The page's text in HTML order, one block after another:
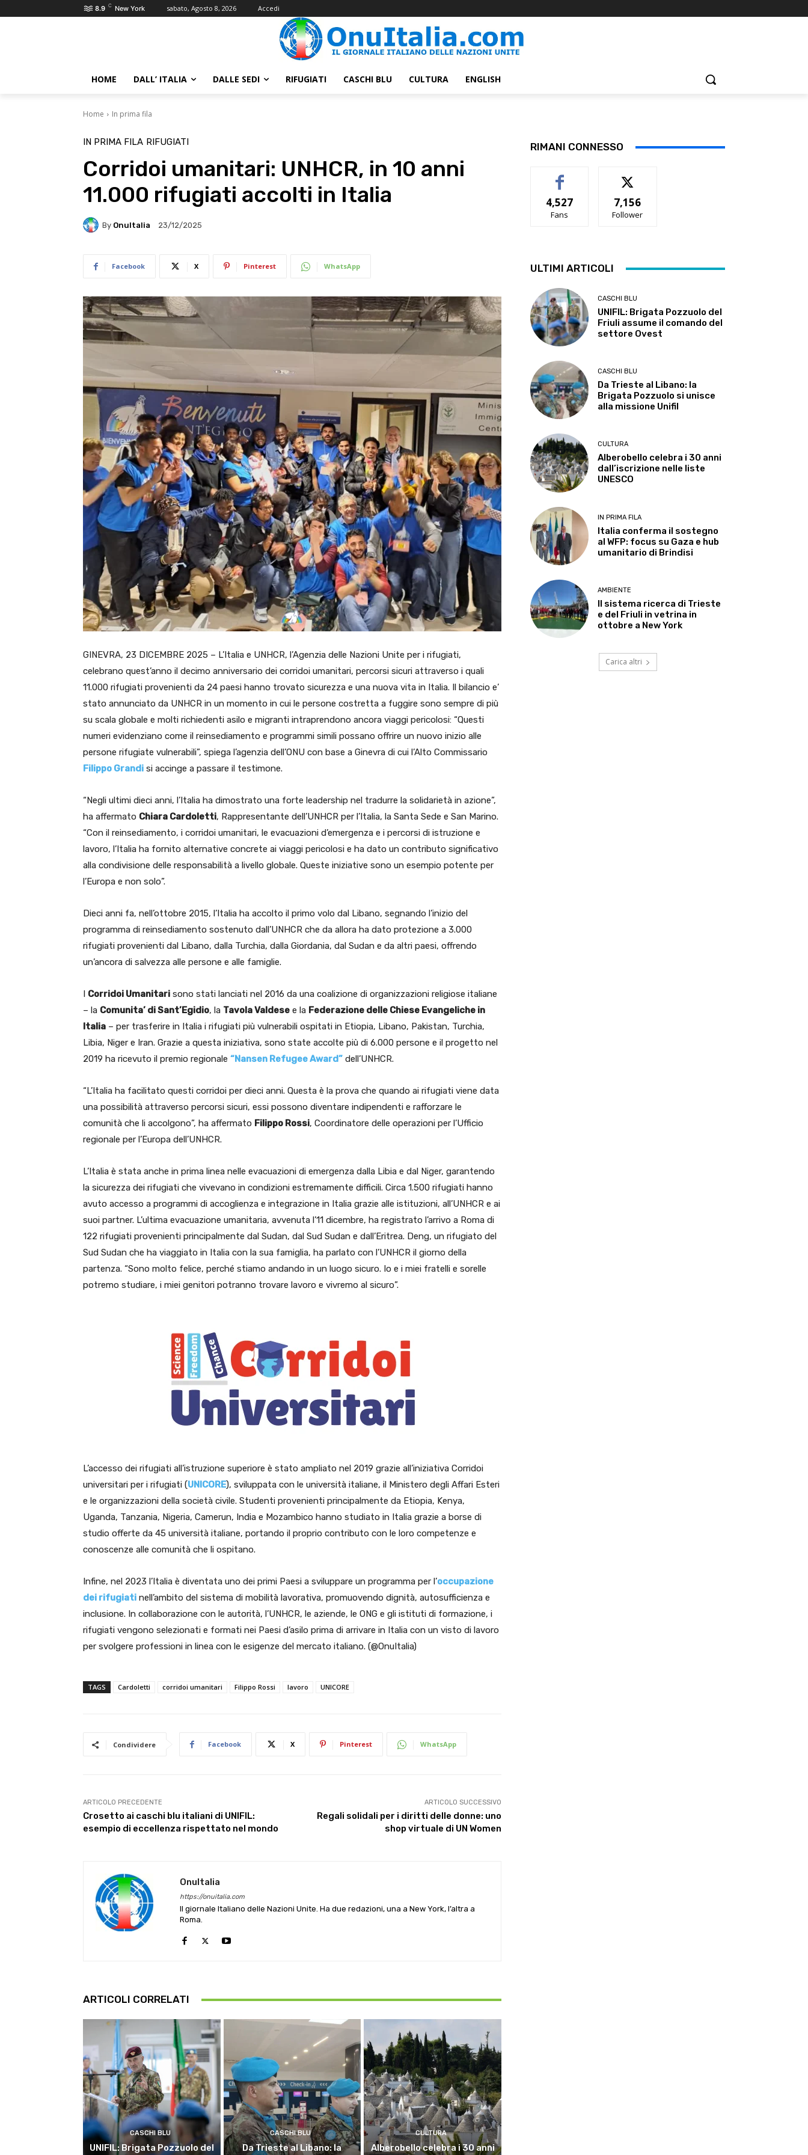
8.9 C New York sabato, Agosto 8, 2026 Accedi
HOME DALL’ ITALIA DALLE SEDI RIFUGIATI CASCHI BLU CULTURA ENGLISH
Home In prima fila
IN PRIMA FILA RIFUGIATI
Corridoi umanitari: UNHCR, in 10 anni
11.000 rifugiati accolti in Italia
By OnuItalia 23/12/2025
Facebook X Pinterest WhatsApp
GINEVRA, 23 DICEMBRE 2025 – L’Italia e UNHCR, l’Agenzia delle Nazioni Unite per i rifugiati,
celebrano quest’anno il decimo anniversario dei corridoi umanitari, percorsi sicuri attraverso i quali
11.000 rifugiati provenienti da 24 paesi hanno trovato sicurezza e una nuova vita in Italia. Il bilancio e’
stato annunciato da UNHCR in un momento in cui le persone costretta a fuggire sono sempre di più
su scala globale e molti richiedenti asilo e migranti intraprendono ancora viaggi pericolosi: “Questi
numeri evidenziano come il reinsediamento e programmi simili possano offrire un nuovo inizio alle
persone rifugiate vulnerabili”, spiega l’agenzia dell’ONU con base a Ginevra di cui l’Alto Commissario
Filippo Grandi si accinge a passare il testimone.
“Negli ultimi dieci anni, l’Italia ha dimostrato una forte leadership nel tradurre la solidarietà in azione”,
ha affermato Chiara Cardoletti, Rappresentante dell’UNHCR per l’Italia, la Santa Sede e San Marino.
“Con il reinsediamento, i corridoi umanitari, le evacuazioni d’emergenza e i percorsi di istruzione e
lavoro, l’Italia ha fornito alternative concrete ai viaggi pericolosi e ha dato un contributo significativo
alla condivisione delle responsabilità a livello globale. Queste iniziative sono un esempio potente per
l’Europa e non solo”.
Dieci anni fa, nell’ottobre 2015, l’Italia ha accolto il primo volo dal Libano, segnando l’inizio del
programma di reinsediamento sostenuto dall’UNHCR che da allora ha dato protezione a 3.000
rifugiati provenienti dal Libano, dalla Turchia, dalla Giordania, dal Sudan e da altri paesi, offrendo
un’ancora di salvezza alle persone e alle famiglie.
I Corridoi Umanitari sono stati lanciati nel 2016 da una coalizione di organizzazioni religiose italiane
– la Comunita’ di Sant’Egidio, la Tavola Valdese e la Federazione delle Chiese Evangeliche in
Italia – per trasferire in Italia i rifugiati più vulnerabili ospitati in Etiopia, Libano, Pakistan, Turchia,
Libia, Niger e Iran. Grazie a questa iniziativa, sono state accolte più di 6.000 persone e il progetto nel
2019 ha ricevuto il premio regionale “Nansen Refugee Award” dell’UNHCR.
“L’Italia ha facilitato questi corridoi per dieci anni. Questa è la prova che quando ai rifugiati viene data
una possibilità attraverso percorsi sicuri, essi possono diventare indipendenti e rafforzare le
comunità che li accolgono”, ha affermato Filippo Rossi, Coordinatore delle operazioni per l’Ufficio
regionale per l’Europa dell’UNHCR.
L’Italia è stata anche in prima linea nelle evacuazioni di emergenza dalla Libia e dal Niger, garantendo
la sicurezza dei rifugiati che vivevano in condizioni estremamente difficili. Circa 1.500 rifugiati hanno
avuto accesso a programmi di accoglienza e integrazione in Italia grazie alle istituzioni, all’UNHCR e ai
suoi partner. L’ultima evacuazione umanitaria, avvenuta l’11 dicembre, ha registrato l’arrivo a Roma di
122 rifugiati provenienti principalmente dal Sudan, dal Sud Sudan e dall’Eritrea. Deng, un rifugiato del
Sud Sudan che ha viaggiato in Italia con la sua famiglia, ha parlato con l’UNHCR il giorno della
partenza. “Sono molto felice, perché stiamo andando in un luogo sicuro. Io e i miei fratelli e sorelle
potremo studiare, i miei genitori potranno trovare lavoro e vivremo al sicuro”.
L’accesso dei rifugiati all’istruzione superiore è stato ampliato nel 2019 grazie all’iniziativa Corridoi
universitari per i rifugiati (UNICORE), sviluppata con le università italiane, il Ministero degli Affari Esteri
e le organizzazioni della società civile. Studenti provenienti principalmente da Etiopia, Kenya,
Uganda, Tanzania, Nigeria, Camerun, India e Mozambico hanno studiato in Italia grazie a borse di
studio offerte da 45 università italiane, portando il proprio contributo con le loro competenze e
conoscenze alle comunità che li ospitano.
Infine, nel 2023 l’Italia è diventata uno dei primi Paesi a sviluppare un programma per l’occupazione
dei rifugiati nell’ambito del sistema di mobilità lavorativa, promuovendo dignità, autosufficienza e
inclusione. In collaborazione con le autorità, l’UNHCR, le aziende, le ONG e gli istituti di formazione, i
rifugiati vengono selezionati e formati nei Paesi d’asilo prima di arrivare in Italia con un visto di lavoro
per svolgere professioni in linea con le esigenze del mercato italiano. (@OnuItalia)
TAGS Cardoletti corridoi umanitari Filippo Rossi lavoro UNICORE
Condividere Facebook X Pinterest WhatsApp
ARTICOLO PRECEDENTE
Crosetto ai caschi blu italiani di UNIFIL:
esempio di eccellenza rispettato nel mondo
ARTICOLO SUCCESSIVO
Regali solidali per i diritti delle donne: uno
shop virtuale di UN Women
OnuItalia
https://onuitalia.com
Il giornale Italiano delle Nazioni Unite. Ha due redazioni, una a New York, l’altra a
Roma.
ARTICOLI CORRELATI
CASCHI BLU
UNIFIL: Brigata Pozzuolo del
CASCHI BLU
Da Trieste al Libano: la
CULTURA
Alberobello celebra i 30 anni
RIMANI CONNESSO
4,527
Fans
7,156
Follower
ULTIMI ARTICOLI
CASCHI BLU
UNIFIL: Brigata Pozzuolo del
Friuli assume il comando del
settore Ovest
CASCHI BLU
Da Trieste al Libano: la
Brigata Pozzuolo si unisce
alla missione Unifil
CULTURA
Alberobello celebra i 30 anni
dall’iscrizione nelle liste
UNESCO
IN PRIMA FILA
Italia conferma il sostegno
al WFP: focus su Gaza e hub
umanitario di Brindisi
AMBIENTE
Il sistema ricerca di Trieste
e del Friuli in vetrina in
ottobre a New York
Carica altri